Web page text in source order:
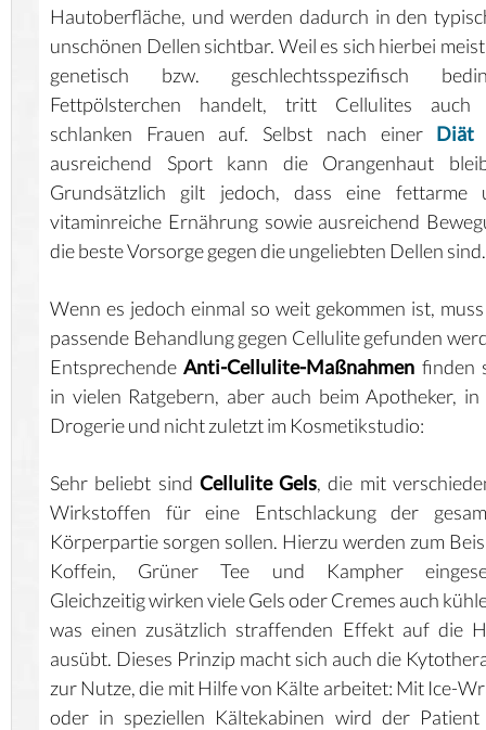
Hautoberfläche, und werden dadurch in den
unschönen Dellen sichtbar. Weil es sich hierbei
genetisch bzw. geschlechtsspezifisch
Fettpölsterchen handelt, tritt Cellulites auch
schlanken Frauen auf. Selbst nach einer Diät
ausreichend Sport kann die Orangenhaut
Grundsätzlich gilt jedoch, dass eine fettarme
vitaminreiche Ernährung sowie ausreichend
die beste Vorsorge gegen die ungeliebten Dellen sind.
Wenn es jedoch einmal so weit gekommen ist,
passende Behandlung gegen Cellulite gefunden
EntsprechendeAnti-Cellulite-Maßnahmen finden
in vielen Ratgebern, aber auch beim Apotheker, in
Drogerie und nicht zuletzt im Kosmetikstudio:
Sehr beliebt sind Cellulite Gels, die mit
Wirkstoffen für eine Entschlackung der
Körperpartie sorgen sollen. Hierzu werden zum
Koffein, Grüner Tee und Kampher
Gleichzeitig wirken viele Gels oder Cremes auch
was einen zusätzlich straffenden Effekt auf die
ausübt. Dieses Prinzip macht sich auch die
zur Nutze, die mit Hilfe von Kälte arbeitet: Mit Ice-
oder in speziellen Kältekabinen wird der